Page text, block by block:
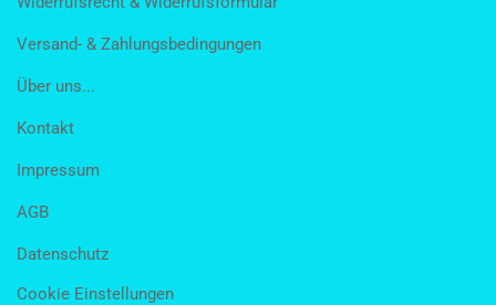
Versand- & Zahlungsbedingungen
Über uns...
Kontakt
Impressum
AGB
Datenschutz
Cookie Einstellungen